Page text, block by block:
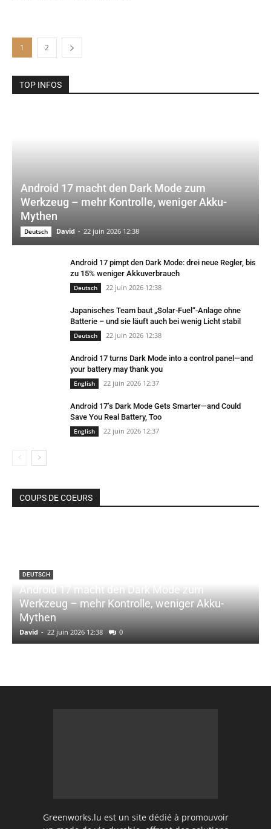
1 2
TOP INFOS
Android 17 macht den Dark Mode zum
Werkzeug – mehr Kontrolle, weniger Akku-
Mythen
Deutsch David - 22 juin 2026 12:38
Android 17 pimpt den Dark Mode: drei neue Regler, bis
zu 15% weniger Akkuverbrauch
Deutsch 22 juin 2026 12:38
Japanisches Team baut „Solar-Fuel“-Anlage ohne
Batterie – und sie läuft auch bei wenig Licht stabil
Deutsch 22 juin 2026 12:38
Android 17 turns Dark Mode into a control panel—and
your battery may thank you
English 22 juin 2026 12:37
Android 17’s Dark Mode Gets Smarter—and Could
Save You Real Battery, Too
English 22 juin 2026 12:37
COUPS DE COEURS
DEUTSCH
Android 17 macht den Dark Mode zum
Werkzeug – mehr Kontrolle, weniger Akku-
Mythen
David - 22 juin 2026 12:38 0
Greenworks.lu est un site dédié à promouvoir